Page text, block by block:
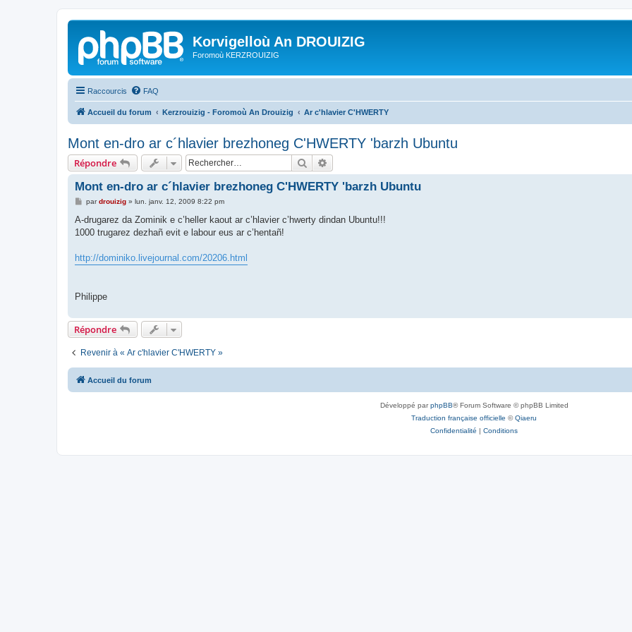
Korvigelloù An DROUIZIG
Foromoù KERZROUIZIG
Raccourcis FAQ
Accueil du forum Kerzrouizig - Foromoù An Drouizig Ar c'hlavier C'HWERTY
Mont en-dro ar c´hlavier brezhoneg C'HWERTY 'barzh Ubuntu
Répondre Rechercher
Mont en-dro ar c´hlavier brezhoneg C'HWERTY 'barzh Ubuntu
M
s
a
pardrouizig» lun. janv. 12, 2009 8:22 pm
A-drugarez da Zominik e c’heller kaout ar c’hlavier c’hwerty dindan Ubuntu!!!
1000 trugarez dezhañ evit e labour eus ar c’hentañ!
http://dominiko.livejournal.com/20206.html
Philippe
Répondre
Revenir à « Ar c'hlavier C'HWERTY »
Accueil du forum
Développé parphpBB® Forum Software © phpBB Limited
Traduction française officielle ©Qiaeru
Confidentialité | Conditions